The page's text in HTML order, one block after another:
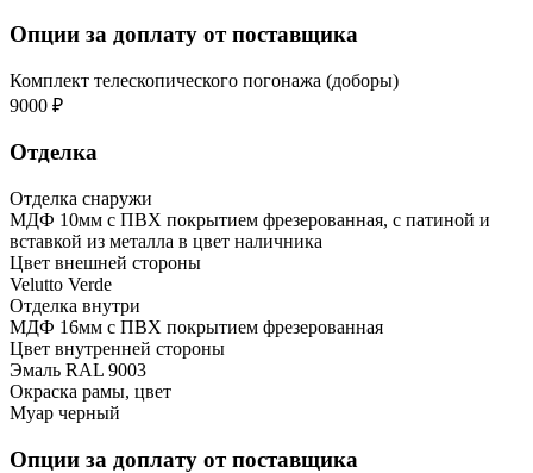
Опции за доплату от поставщика
Комплект телескопического погонажа (доборы)
9000 ₽
Отделка
Отделка снаружи
МДФ 10мм с ПВХ покрытием фрезерованная, с патиной и
вставкой из металла в цвет наличника
Цвет внешней стороны
Velutto Verde
Отделка внутри
МДФ 16мм с ПВХ покрытием фрезерованная
Цвет внутренней стороны
Эмаль RAL 9003
Окраска рамы, цвет
Муар черный
Опции за доплату от поставщика